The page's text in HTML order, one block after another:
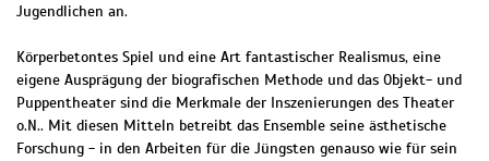
Jugendlichen an.
Körperbetontes Spiel und eine Art fantastischer Realismus, eine
eigene Ausprägung der biografischen Methode und das Objekt- und
Puppentheater sind die Merkmale der Inszenierungen des Theater
o.N.. Mit diesen Mitteln betreibt das Ensemble seine ästhetische
Forschung - in den Arbeiten für die Jüngsten genauso wie für sein